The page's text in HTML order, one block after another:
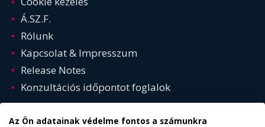
Á.SZ.F.
Rólunk
Kapcsolat & Impresszum
Release Notes
Konzultációs időpontot foglalok
Az Ön adatainak védelme fontos a számunkra